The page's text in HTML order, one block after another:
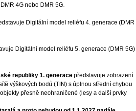
4G nebo DMR 5G.
Digitální model reliéfu 4. generace (DMR
Digitální model reliéfu 5. generace (DMR 5G)
republiky 1. generace představuje zobrazení
výškových bodů (TIN) s úplnou střední chybou
přesně neohraničené (lesy a další prvky